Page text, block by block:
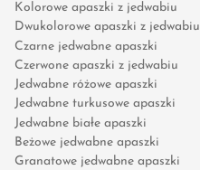
Kolorowe apaszki z jedwabiu
Dwukolorowe apaszki z jedwabiu
Czarne jedwabne apaszki
Czerwone apaszki z jedwabiu
Jedwabne różowe apaszki
Jedwabne turkusowe apaszki
Jedwabne białe apaszki
Beżowe jedwabne apaszki
Granatowe jedwabne apaszki